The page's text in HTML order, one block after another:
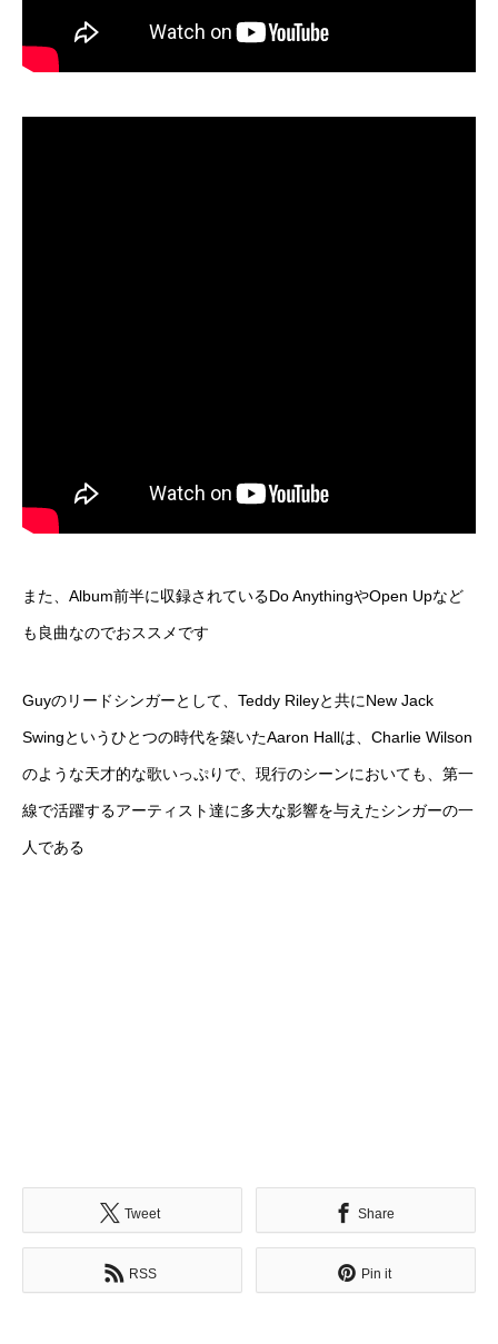
また、Album前半に収録されているDo AnythingやOpen Upなど
も良曲なのでおススメです
Guyのリードシンガーとして、Teddy Rileyと共にNew Jack
Swingというひとつの時代を築いたAaron Hallは、Charlie Wilson
のような天才的な歌いっぷりで、現行のシーンにおいても、第一
線で活躍するアーティスト達に多大な影響を与えたシンガーの一
人である
Tweet Share
RSS Pin it